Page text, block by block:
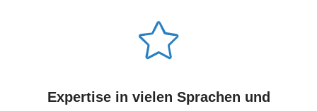
Expertise in vielen Sprachen und